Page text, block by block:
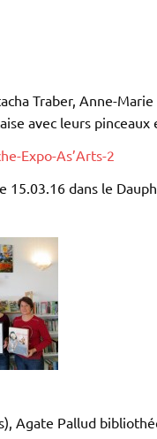
Traber, Anne-
avec leurs pinceaux
Expo-As’Arts-2
15.03.16 dans le
Agate Pallud